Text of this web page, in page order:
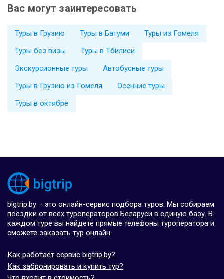
Вас могут заинтересовать
Туры в Грузию Туры в Батуми
Туры из Гомеля
Туры без визы
Туры в Тбилиси
Экскурсионные туры
Автобусные туры
Туры в Грузию из Гомеля
Осенние туры
Туры в октябре
bigtrip.by – это онлайн-сервис подбора туров. Мы собираем
поездки от всех туроператоров Беларуси в единую базу. В
каждом туре вы найдете прямые телефоны туроператора и
сможете заказать тур онлайн.
Как работает сервис bigtrip.by?
Как забронировать и купить тур?